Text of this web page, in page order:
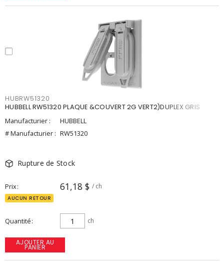
HUBRW51320
HUBBELL RW51320 PLAQUE &COUVERT 2G VERT2)DUPLEX GRIS
Manufacturier :
HUBBELL
# Manufacturier : RW51320
Rupture de Stock
Prix 61,18 $ / ch
AUCUN RETOUR
Quantité ch
AJOUTER AU
PANIER